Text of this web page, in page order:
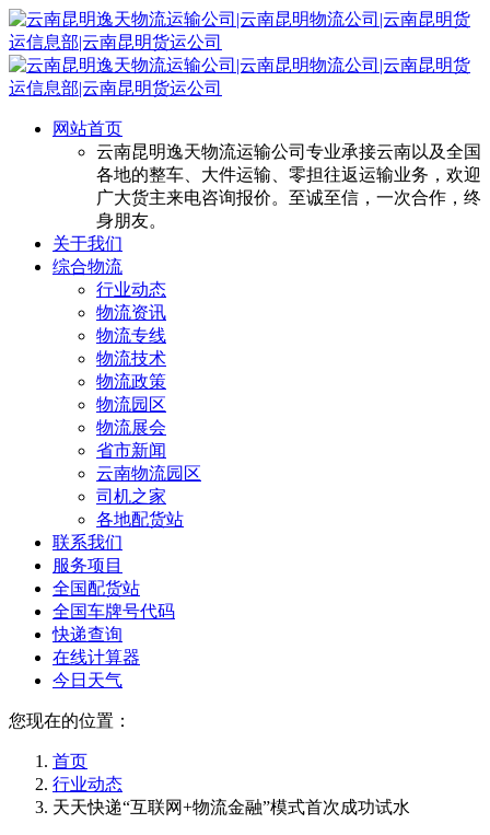
网站首页
云南昆明逸天物流运输公司专业承接云南以及全国
各地的整车、大件运输、零担往返运输业务，欢迎
广大货主来电咨询报价。至诚至信，一次合作，终
身朋友。
关于我们
综合物流
行业动态
物流资讯
物流专线
物流技术
物流政策
物流园区
物流展会
省市新闻
云南物流园区
司机之家
各地配货站
联系我们
服务项目
全国配货站
全国车牌号代码
快递查询
在线计算器
今日天气
您现在的位置：
首页
行业动态
天天快递“互联网+物流金融”模式首次成功试水